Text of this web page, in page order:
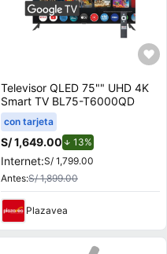
Televisor QLED 75"" UHD 4K
Smart TV BL75-T6000QD
con tarjeta
S/ 1,649.00 13%
Internet:S/ 1,799.00
Antes:S/ 1,899.00
Plazavea